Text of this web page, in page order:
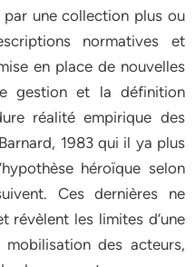
une collection plus ou
normatives et
en place de nouvelles
gestion et la définition
réalité empirique des
1983 qui il ya plus
héroïque selon
Ces dernières ne
révèlent les limites d‘une
des acteurs,